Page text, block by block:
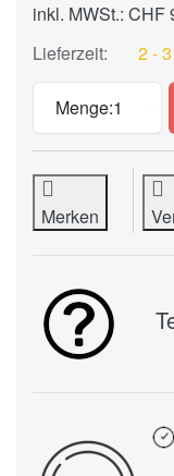
inkl. MWSt.: CHF
Lieferzeit:
2 -
Menge:1
Merken